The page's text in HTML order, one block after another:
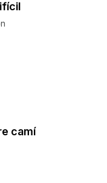
camí